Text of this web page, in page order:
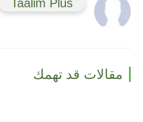
Taalim Plus
مقالات قد تهمك